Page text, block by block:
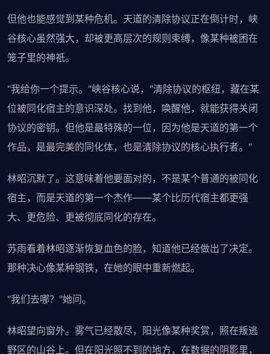
但他也能感觉到某种危机。天道的清除协议正在倒计时，峡
谷核心虽然强大，却被更高层次的规则束缚，像某种被困在
笼子里的神祇。
"我给你一个提示。"峡谷核心说，"清除协议的枢纽，藏在某
位被同化宿主的意识深处。找到他，唤醒他，就能获得关闭
协议的密钥。但他是最特殊的一位，因为他是天道的第一个
作品，是最完美的同化体，也是清除协议的核心执行者。"
林昭沉默了。这意味着他要面对的，不是某个普通的被同化
宿主，而是天道的第一个杰作——某个比历代宿主都更强
大、更危险、更被彻底同化的存在。
苏雨看着林昭逐渐恢复血色的脸，知道他已经做出了决定。
那种决心像某种钢铁，在她的眼中重新燃起。
"我们去哪？"她问。
林昭望向窗外。雾气已经散尽，阳光像某种奖赏，照在叛逃
野区的山谷上。但在阳光照不到的地方，在数据的阴影里，